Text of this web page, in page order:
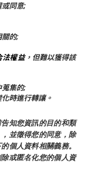
同意;
的;
法權益，但難以獲得該
集的;
時進行轉讓。
知您資訊的目的和類
並徵得您的同意，除
個人資料相關義務。
或匿名化您的個人資